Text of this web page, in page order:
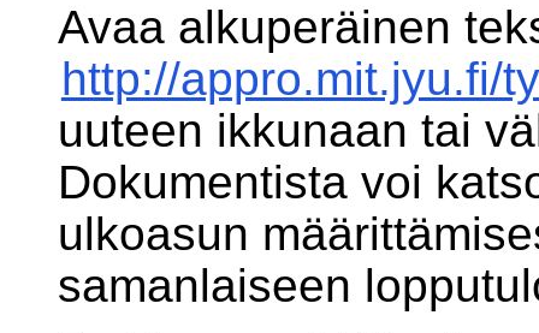
Avaa alkuperäinen
http://appro.mit.jyu.fi/
uuteen ikkunaan tai
Dokumentista voi
ulkoasun
samanlaiseen